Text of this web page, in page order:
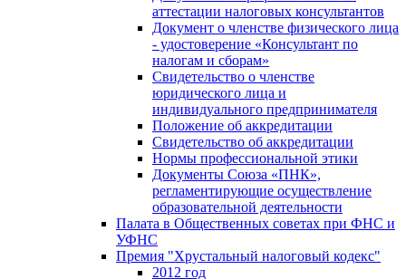
аттестации налоговых консультантов
Документ о членстве физического лица
- удостоверение «Консультант по
налогам и сборам»
Свидетельство о членстве
юридического лица и
индивидуального предпринимателя
Положение об аккредитации
Свидетельство об аккредитации
Нормы профессиональной этики
Документы Союза «ПНК»,
регламентирующие осуществление
образовательной деятельности
Палата в Общественных советах при ФНС и
УФНС
Премия "Хрустальный налоговый кодекс"
2012 год